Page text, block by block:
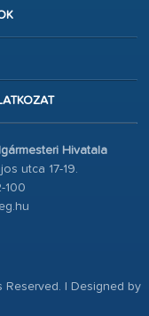
Hivatala
utca 17-19.
100
| Designed by